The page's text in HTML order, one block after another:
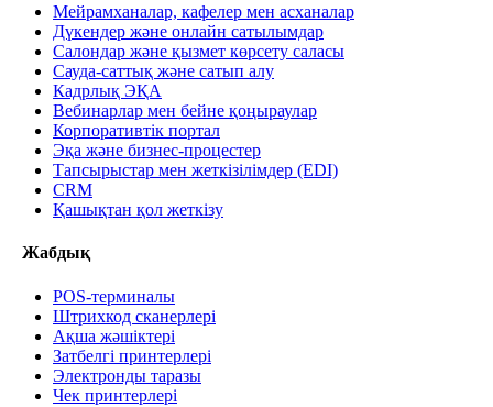
Мейрамханалар, кафелер мен асханалар
Дүкендер және онлайн сатылымдар
Салондар және қызмет көрсету саласы
Сауда-саттық және сатып алу
Кадрлық ЭҚА
Вебинарлар мен бейне қоңыраулар
Корпоративтік портал
Эқа және бизнес-процестер
Тапсырыстар мен жеткізілімдер (EDI)
CRM
Қашықтан қол жеткізу
Жабдық
POS-терминалы
Штрихкод сканерлері
Ақша жәшіктері
Затбелгі принтерлері
Электронды таразы
Чек принтерлері